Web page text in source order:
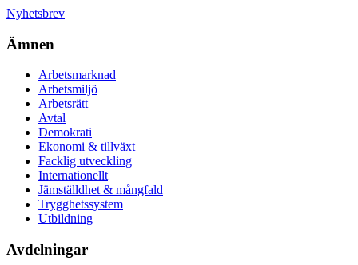
Nyhetsbrev
Ämnen
Arbetsmarknad
Arbetsmiljö
Arbetsrätt
Avtal
Demokrati
Ekonomi & tillväxt
Facklig utveckling
Internationellt
Jämställdhet & mångfald
Trygghetssystem
Utbildning
Avdelningar